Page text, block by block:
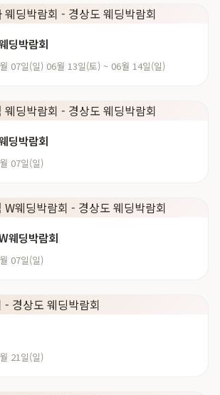
딩박람회
07일(일) 06월 13일(토) ~ 06월 14일(일)
딩박람회
07일(일)
웨딩박람회
07일(일)
21일(일)